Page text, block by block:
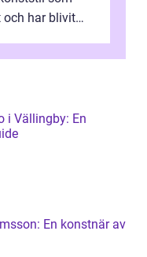
och har blivit
i Vällingby: En
En konstnär av